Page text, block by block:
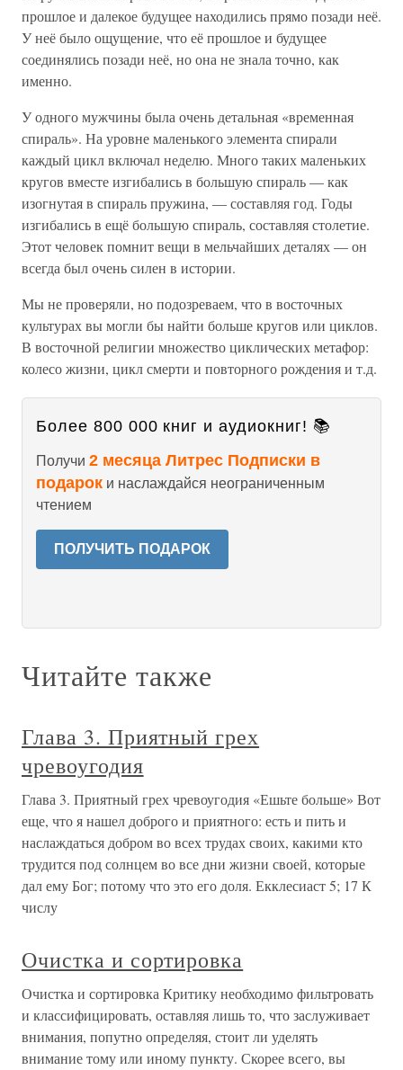
прошлое и далекое будущее находились прямо позади неё.
У неё было ощущение, что её прошлое и будущее
соединялись позади неё, но она не знала точно, как
именно.
У одного мужчины была очень детальная «временная
спираль». На уровне маленького элемента спирали
каждый цикл включал неделю. Много таких маленьких
кругов вместе изгибались в большую спираль — как
изогнутая в спираль пружина, — составляя год. Годы
изгибались в ещё большую спираль, составляя столетие.
Этот человек помнит вещи в мельчайших деталях — он
всегда был очень силен в истории.
Мы не проверяли, но подозреваем, что в восточных
культурах вы могли бы найти больше кругов или циклов.
В восточной религии множество циклических метафор:
колесо жизни, цикл смерти и повторного рождения и т.д.
Более 800 000 книг и аудиокниг! 📚
Получи 2 месяца Литрес Подписки в
подарок и наслаждайся неограниченным
чтением
ПОЛУЧИТЬ ПОДАРОК
Читайте также
Глава 3. Приятный грех
чревоугодия
Глава 3. Приятный грех чревоугодия «Ешьте больше» Вот
еще, что я нашел доброго и приятного: есть и пить и
наслаждаться добром во всех трудах своих, какими кто
трудится под солнцем во все дни жизни своей, которые
дал ему Бог; потому что это его доля. Екклесиаст 5; 17 К
числу
Очистка и сортировка
Очистка и сортировка Критику необходимо фильтровать
и классифицировать, оставляя лишь то, что заслуживает
внимания, попутно определяя, стоит ли уделять
внимание тому или иному пункту. Скорее всего, вы